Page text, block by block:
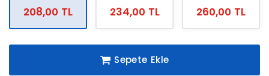
208,00 TL 234,00 TL 260,00 TL
Sepete Ekle